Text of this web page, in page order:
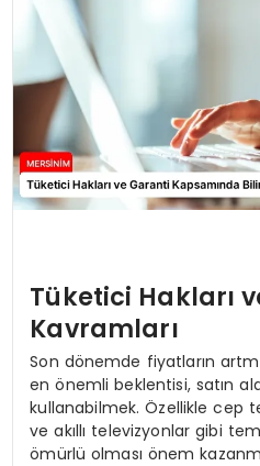
Tüketici Hakları
Kavramları
Son dönemde fiyatların
en önemli beklentisi, satın
kullanabilmek. Özellikle cep
ve akıllı televizyonlar gibi
ömürlü olması önem